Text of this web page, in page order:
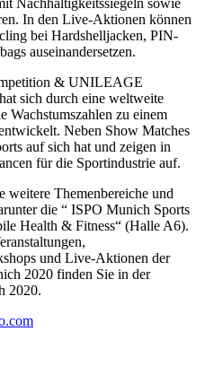
In den Live-Aktionen können
bei Hardshelljacken, PIN-
auseinandersetzen.
& UNILEAGE
sich durch eine weltweite
Wachstumszahlen zu einem
Neben Show Matches
auf sich hat und zeigen in
für die Sportindustrie auf.
weitere Themenbereiche und
die “ ISPO Munich Sports
Health & Fitness“ (Halle A6).
und Live-Aktionen der
2020 finden Sie in der
2020.